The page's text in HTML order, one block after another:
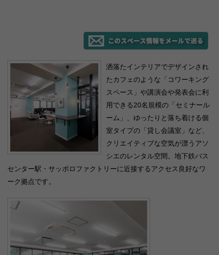
洒落たインテリアでデザインされ
たカフェのような「コワーキング
スペース」や講演会や発表会に利
用できる20名規模の「セミナール
ーム」、ゆったりと落ち着ける個
室タイプの「貸し会議室」など、
クリエイティブな空気が漂うアソ
シエのレンタル空間。地下鉄バス
センター駅・サッポロファクトリーに近接するアクセス良好なワ
ーク拠点です。